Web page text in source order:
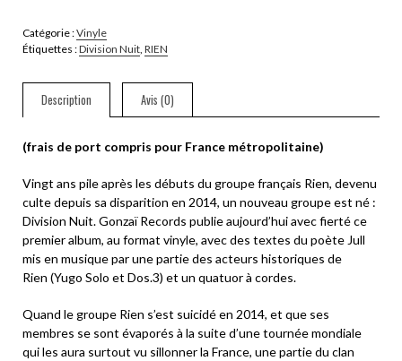
DIVISION
NUIT.
Catégorie :Vinyle
Étiquettes :Division Nuit RIEN
Description Avis (0)
(frais de port compris pour France métropolitaine)
Vingt ans pile après les débuts du groupe français Rien, devenu
culte depuis sa disparition en 2014, un nouveau groupe est né :
Division Nuit. Gonzaï Records publie aujourd’hui avec fierté ce
premier album, au format vinyle, avec des textes du poète Jull
mis en musique par une partie des acteurs historiques de
Rien (Yugo Solo et Dos.3) et un quatuor à cordes.
Quand le groupe Rien s’est suicidé en 2014, et que ses
membres se sont évaporés à la suite d’une tournée mondiale
qui les aura surtout vu sillonner la France, une partie du clan